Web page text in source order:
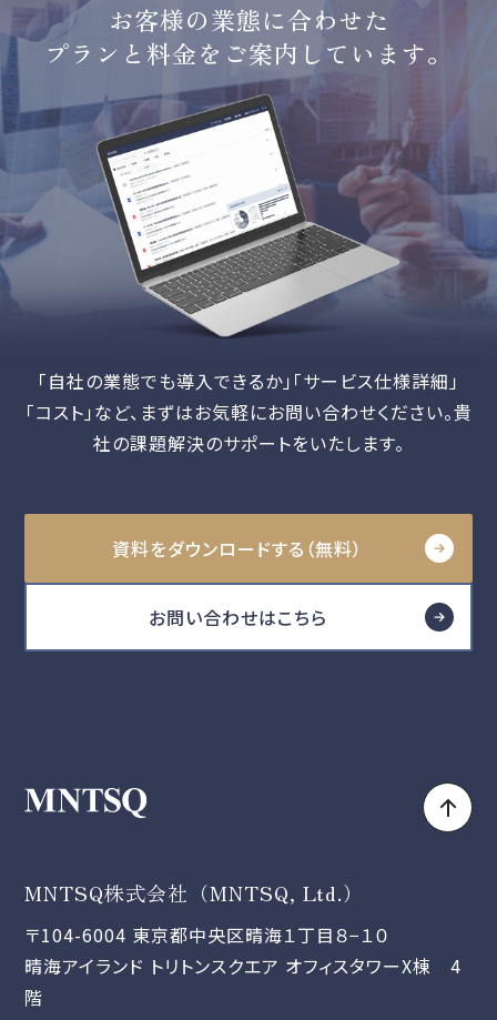
お客様の業態に合わせた
プランと料金をご案内しています。
「自社の業態でも導入できるか」「サービス仕様詳細」
「コスト」など、 まずはお気軽にお問い合わせください。貴
社の課題解決のサポートをいたします。
資料をダウンロードする（無料）
お問い合わせはこちら
MNTSQ株式会社（MNTSQ, Ltd.）
〒104-6004 東京都中央区晴海１丁目８−１０
晴海アイランド トリトンスクエア オフィスタワーX棟 4
階